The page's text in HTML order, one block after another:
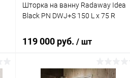
Шторка на ванну Radaway Idea
Black PN DWJ+S 150 L x 75 R
119 000 руб. / шт